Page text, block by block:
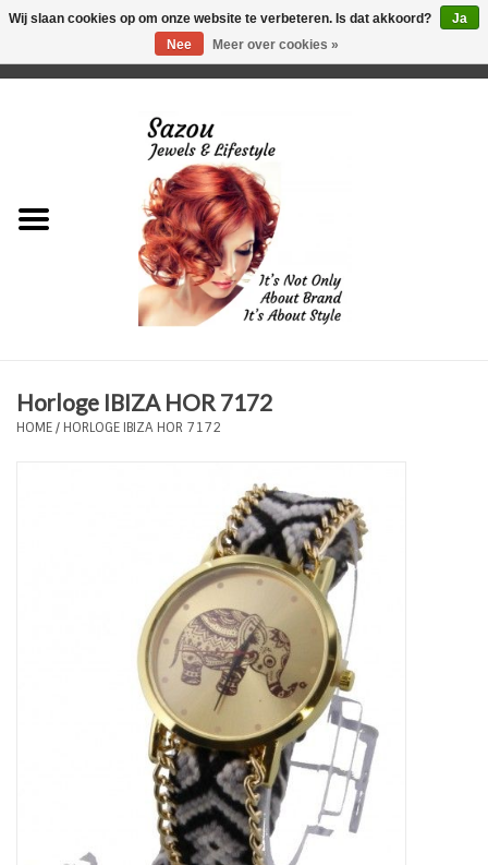
Just for Him
Plus Size Sieraden
Horloge IBIZA HOR 7172
HOME/ HORLOGE IBIZA HOR 7172
Wij slaan cookies op om onze website te verbeteren. Is dat akkoord?
Ja
Nee
Meer over cookies »